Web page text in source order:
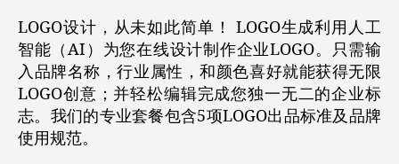
LOGO设计，从未如此简单！ LOGO生成利用人工
智能（AI）为您在线设计制作企业LOGO。只需输
入品牌名称，行业属性，和颜色喜好就能获得无限
LOGO创意；并轻松编辑完成您独一无二的企业标
志。我们的专业套餐包含5项LOGO出品标准及品牌
使用规范。